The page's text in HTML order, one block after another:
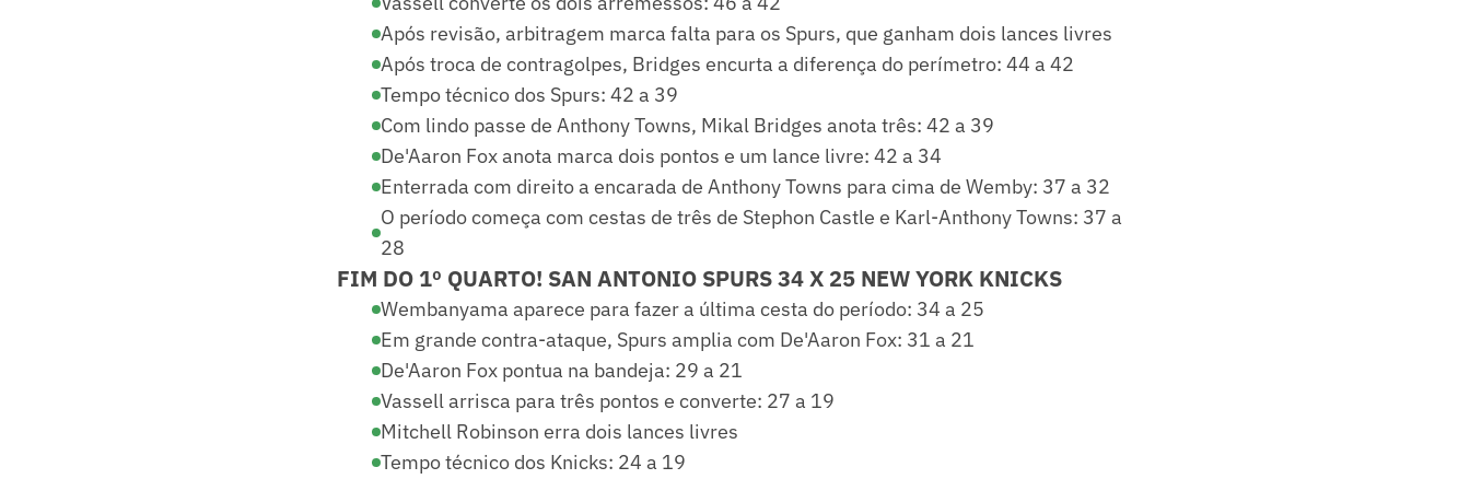
Após revisão, arbitragem marca falta para os Spurs, que ganham dois lances livres
Após troca de contragolpes, Bridges encurta a diferença do perímetro: 44 a 42
Tempo técnico dos Spurs: 42 a 39
Com lindo passe de Anthony Towns, Mikal Bridges anota três: 42 a 39
De'Aaron Fox anota marca dois pontos e um lance livre: 42 a 34
Enterrada com direito a encarada de Anthony Towns para cima de Wemby: 37 a 32
O período começa com cestas de três de Stephon Castle e Karl-Anthony Towns: 37 a
28
FIM DO 1º QUARTO! SAN ANTONIO SPURS 34 X 25 NEW YORK KNICKS
Wembanyama aparece para fazer a última cesta do período: 34 a 25
Em grande contra-ataque, Spurs amplia com De'Aaron Fox: 31 a 21
De'Aaron Fox pontua na bandeja: 29 a 21
Vassell arrisca para três pontos e converte: 27 a 19
Mitchell Robinson erra dois lances livres
Tempo técnico dos Knicks: 24 a 19